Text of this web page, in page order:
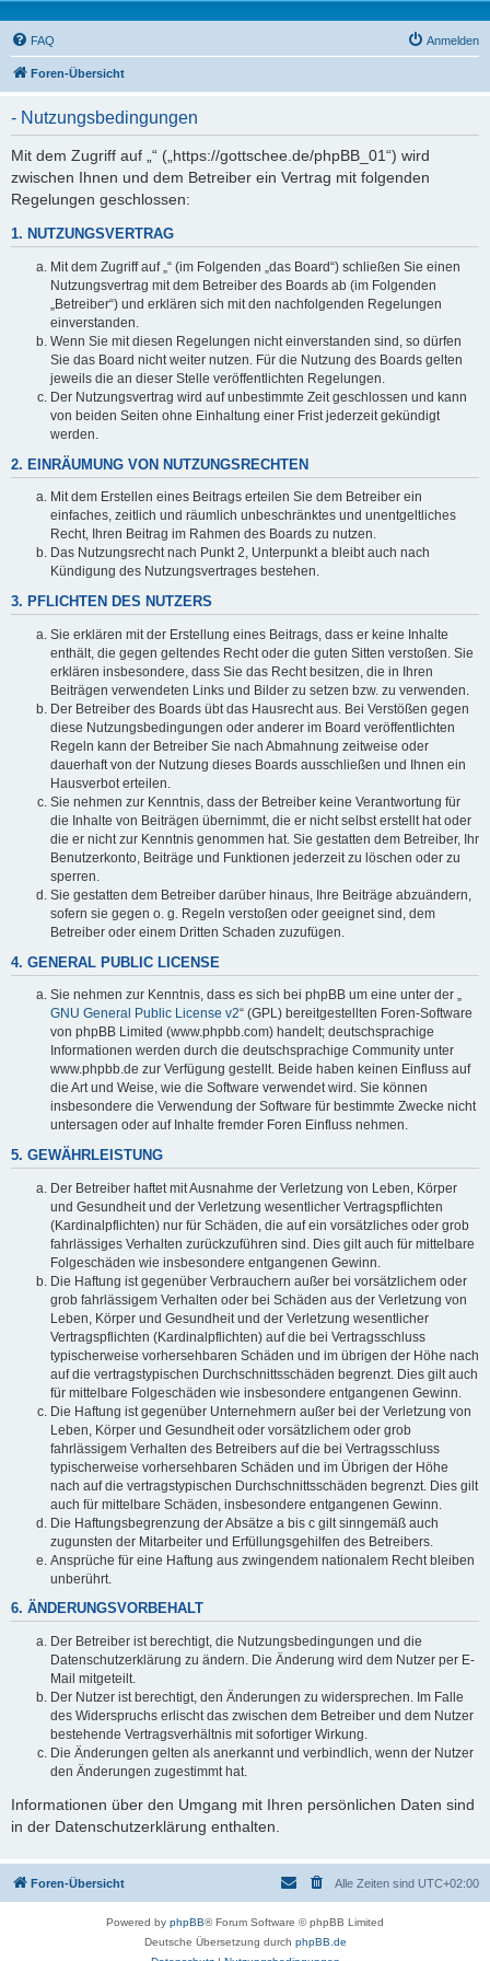
FAQ Anmelden
Foren-Übersicht
- Nutzungsbedingungen
Mit dem Zugriff auf „“ („https://gottschee.de/phpBB_01“) wird
zwischen Ihnen und dem Betreiber ein Vertrag mit folgenden
Regelungen geschlossen:
1. NUTZUNGSVERTRAG
Mit dem Zugriff auf „“ (im Folgenden „das Board“) schließen Sie einen
Nutzungsvertrag mit dem Betreiber des Boards ab (im Folgenden
„Betreiber“) und erklären sich mit den nachfolgenden Regelungen
einverstanden.
Wenn Sie mit diesen Regelungen nicht einverstanden sind, so dürfen
Sie das Board nicht weiter nutzen. Für die Nutzung des Boards gelten
jeweils die an dieser Stelle veröffentlichten Regelungen.
Der Nutzungsvertrag wird auf unbestimmte Zeit geschlossen und kann
von beiden Seiten ohne Einhaltung einer Frist jederzeit gekündigt
werden.
2. EINRÄUMUNG VON NUTZUNGSRECHTEN
Mit dem Erstellen eines Beitrags erteilen Sie dem Betreiber ein
einfaches, zeitlich und räumlich unbeschränktes und unentgeltliches
Recht, Ihren Beitrag im Rahmen des Boards zu nutzen.
Das Nutzungsrecht nach Punkt 2, Unterpunkt a bleibt auch nach
Kündigung des Nutzungsvertrages bestehen.
3. PFLICHTEN DES NUTZERS
Sie erklären mit der Erstellung eines Beitrags, dass er keine Inhalte
enthält, die gegen geltendes Recht oder die guten Sitten verstoßen. Sie
erklären insbesondere, dass Sie das Recht besitzen, die in Ihren
Beiträgen verwendeten Links und Bilder zu setzen bzw. zu verwenden.
Der Betreiber des Boards übt das Hausrecht aus. Bei Verstößen gegen
diese Nutzungsbedingungen oder anderer im Board veröffentlichten
Regeln kann der Betreiber Sie nach Abmahnung zeitweise oder
dauerhaft von der Nutzung dieses Boards ausschließen und Ihnen ein
Hausverbot erteilen.
Sie nehmen zur Kenntnis, dass der Betreiber keine Verantwortung für
die Inhalte von Beiträgen übernimmt, die er nicht selbst erstellt hat oder
die er nicht zur Kenntnis genommen hat. Sie gestatten dem Betreiber, Ihr
Benutzerkonto, Beiträge und Funktionen jederzeit zu löschen oder zu
sperren.
Sie gestatten dem Betreiber darüber hinaus, Ihre Beiträge abzuändern,
sofern sie gegen o. g. Regeln verstoßen oder geeignet sind, dem
Betreiber oder einem Dritten Schaden zuzufügen.
4. GENERAL PUBLIC LICENSE
Sie nehmen zur Kenntnis, dass es sich bei phpBB um eine unter der „
GNU General Public License v2“ (GPL) bereitgestellten Foren-Software
von phpBB Limited (www.phpbb.com) handelt; deutschsprachige
Informationen werden durch die deutschsprachige Community unter
www.phpbb.de zur Verfügung gestellt. Beide haben keinen Einfluss auf
die Art und Weise, wie die Software verwendet wird. Sie können
insbesondere die Verwendung der Software für bestimmte Zwecke nicht
untersagen oder auf Inhalte fremder Foren Einfluss nehmen.
5. GEWÄHRLEISTUNG
Der Betreiber haftet mit Ausnahme der Verletzung von Leben, Körper
und Gesundheit und der Verletzung wesentlicher Vertragspflichten
(Kardinalpflichten) nur für Schäden, die auf ein vorsätzliches oder grob
fahrlässiges Verhalten zurückzuführen sind. Dies gilt auch für mittelbare
Folgeschäden wie insbesondere entgangenen Gewinn.
Die Haftung ist gegenüber Verbrauchern außer bei vorsätzlichem oder
grob fahrlässigem Verhalten oder bei Schäden aus der Verletzung von
Leben, Körper und Gesundheit und der Verletzung wesentlicher
Vertragspflichten (Kardinalpflichten) auf die bei Vertragsschluss
typischerweise vorhersehbaren Schäden und im übrigen der Höhe nach
auf die vertragstypischen Durchschnittsschäden begrenzt. Dies gilt auch
für mittelbare Folgeschäden wie insbesondere entgangenen Gewinn.
Die Haftung ist gegenüber Unternehmern außer bei der Verletzung von
Leben, Körper und Gesundheit oder vorsätzlichem oder grob
fahrlässigem Verhalten des Betreibers auf die bei Vertragsschluss
typischerweise vorhersehbaren Schäden und im Übrigen der Höhe
nach auf die vertragstypischen Durchschnittsschäden begrenzt. Dies gilt
auch für mittelbare Schäden, insbesondere entgangenen Gewinn.
Die Haftungsbegrenzung der Absätze a bis c gilt sinngemäß auch
zugunsten der Mitarbeiter und Erfüllungsgehilfen des Betreibers.
Ansprüche für eine Haftung aus zwingendem nationalem Recht bleiben
unberührt.
6. ÄNDERUNGSVORBEHALT
Der Betreiber ist berechtigt, die Nutzungsbedingungen und die
Datenschutzerklärung zu ändern. Die Änderung wird dem Nutzer per E-
Mail mitgeteilt.
Der Nutzer ist berechtigt, den Änderungen zu widersprechen. Im Falle
des Widerspruchs erlischt das zwischen dem Betreiber und dem Nutzer
bestehende Vertragsverhältnis mit sofortiger Wirkung.
Die Änderungen gelten als anerkannt und verbindlich, wenn der Nutzer
den Änderungen zugestimmt hat.
Informationen über den Umgang mit Ihren persönlichen Daten sind
in der Datenschutzerklärung enthalten.
Foren-Übersicht Alle Zeiten sind UTC+02:00
Powered by phpBB® Forum Software © phpBB Limited
Deutsche Übersetzung durch phpBB.de